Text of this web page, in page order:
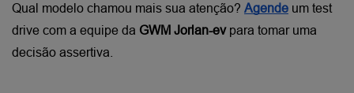
Qual modelo chamou mais sua atenção? Agende um test
drive com a equipe da GWM Jorlan-ev para tomar uma
decisão assertiva.